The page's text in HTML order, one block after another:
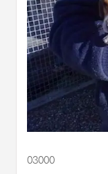
03000